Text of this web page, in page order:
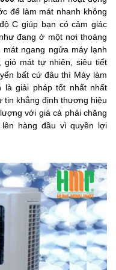
để làm mát nhanh không
C giúp bạn có cảm giác
đang ở một nơi thoáng
ngang ngửa máy lạnh
gió mát tự nhiên, siêu tiết
bất cứ đâu thì Máy làm
là giải pháp tốt nhất nhất
tin khẳng định thương hiệu
với giá cả phải chăng
hàng đầu vì quyền lợi